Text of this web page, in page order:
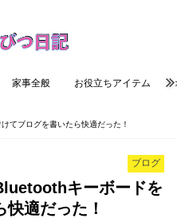
家事全般 お役立ちアイテム
てブログを書いたら快適だった！
ブログ
キーボードを
適だった！